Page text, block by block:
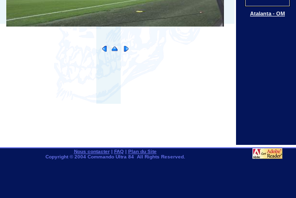
Atalanta - OM
Nous contacter| FAQ| Plan du Site
Copyright © 2004 Commando Ultra 84 All Rights Reserved.